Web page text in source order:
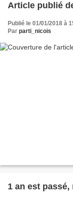
Publié le 01/01/2018 à
Par parti_nicois
1 an est